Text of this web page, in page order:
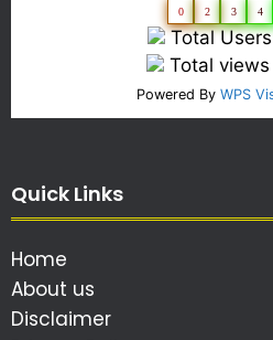
0 2 3 4
Total
Total
Powered By WPS
Quick Links
Home
About us
Disclaimer